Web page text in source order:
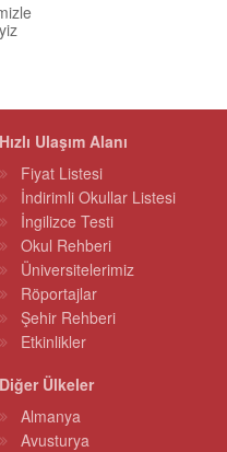
Hızlı Ulaşım Alanı
Fiyat Listesi
İndirimli Okullar Listesi
İngilizce Testi
Okul Rehberi
Üniversitelerimiz
Röportajlar
Şehir Rehberi
Etkinlikler
Diğer Ülkeler
Almanya
Avusturya